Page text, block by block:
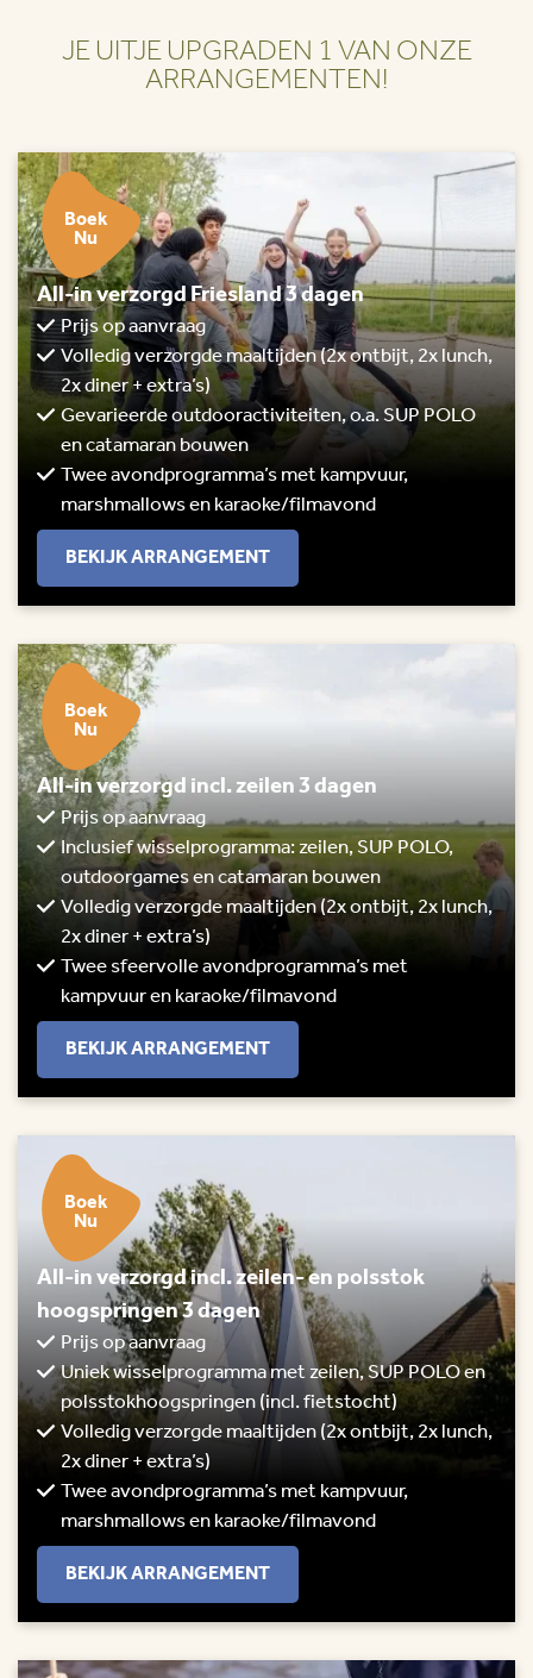
JE UITJE UPGRADEN 1 VAN ONZE
ARRANGEMENTEN!
Boek
Nu
All-in verzorgd Friesland 3 dagen
Prijs op aanvraag
Volledig verzorgde maaltijden (2x ontbijt, 2x lunch,
2x diner + extra’s)
Gevarieerde outdooractiviteiten, o.a. SUP POLO
en catamaran bouwen
Twee avondprogramma’s met kampvuur,
marshmallows en karaoke/filmavond
BEKIJK ARRANGEMENT
Boek
Nu
All-in verzorgd incl. zeilen 3 dagen
Prijs op aanvraag
Inclusief wisselprogramma: zeilen, SUP POLO,
outdoorgames en catamaran bouwen
Volledig verzorgde maaltijden (2x ontbijt, 2x lunch,
2x diner + extra’s)
Twee sfeervolle avondprogramma’s met
kampvuur en karaoke/filmavond
BEKIJK ARRANGEMENT
Boek
Nu
All-in verzorgd incl. zeilen- en polsstok
hoogspringen 3 dagen
Prijs op aanvraag
Uniek wisselprogramma met zeilen, SUP POLO en
polsstokhoogspringen (incl. fietstocht)
Volledig verzorgde maaltijden (2x ontbijt, 2x lunch,
2x diner + extra’s)
Twee avondprogramma’s met kampvuur,
marshmallows en karaoke/filmavond
BEKIJK ARRANGEMENT